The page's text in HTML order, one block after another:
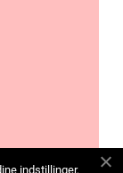
indstillinger,